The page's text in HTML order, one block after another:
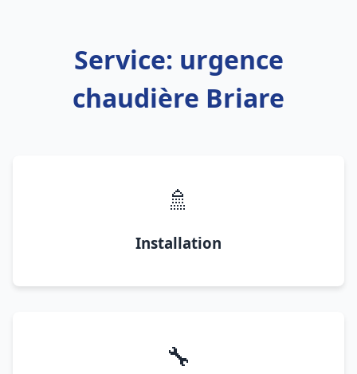
Service: urgence
chaudière Briare
🚿
Installation
🔧